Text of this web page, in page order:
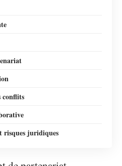
conflits
risques juridiques